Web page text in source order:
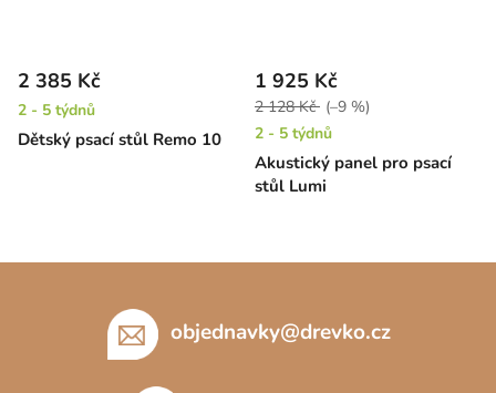
Dětský psací stůl Remo 10
2 385 Kč
2 - 5 týdnů
Akustický panel pro psací
stůl Lumi
1 925 Kč
2 128 Kč (–9 %)
2 - 5 týdnů
objednavky@drevko.cz